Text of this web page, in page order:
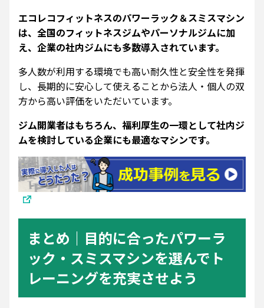
エコレコフィットネスのパワーラック＆スミスマシン
は、全国のフィットネスジムやパーソナルジムに加
え、企業の社内ジムにも多数導入されています。
多人数が利用する環境でも高い耐久性と安全性を発揮
し、長期的に安心して使えることから法人・個人の双
方から高い評価をいただいています。
ジム開業者はもちろん、福利厚生の一環として社内ジ
ムを検討している企業にも最適なマシンです。
まとめ｜目的に合ったパワーラ
ック・スミスマシンを選んでト
レーニングを充実させよう